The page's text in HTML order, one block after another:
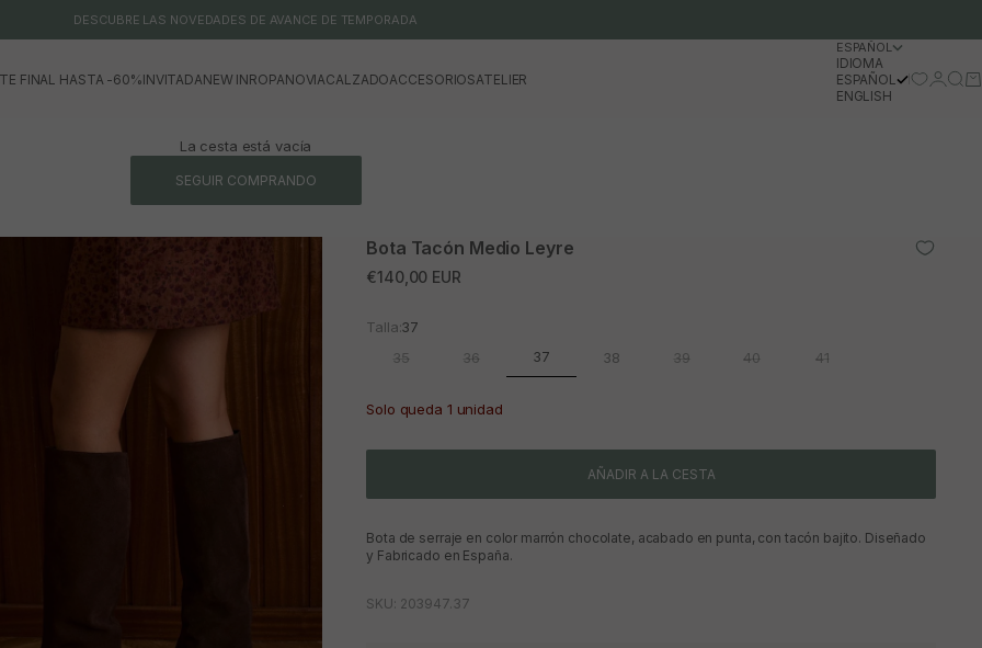
DESCUBRE LAS NOVEDADES DE AVANCE DE TEMPORADA
FINAL HASTA -60%INVITADANEW INROPANOVIACALZADOACCESORIOSATELIER
ESPAÑOL
IDIOMA
ESPAÑOL
ENGLISH
Iniciar
La cesta está vacía
SEGUIR COMPRANDO
Bota Tacón Medio Leyre
Precio de oferta
€140,00 EUR
Talla:37
35
36 37 38 39 40 41
Solo queda 1 unidad
AÑADIR A LA CESTA
Bota de serraje en color marrón chocolate, acabado en punta, con tacón bajito. Diseñado
y Fabricado en España.
SKU: 203947.37